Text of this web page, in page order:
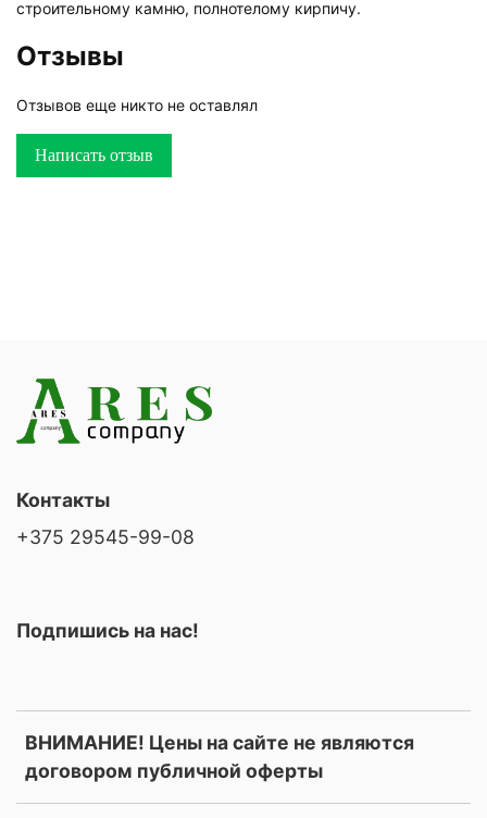
строительному камню, полнотелому кирпичу.
Отзывы
Отзывов еще никто не оставлял
Написать отзыв
ВНИМАНИЕ! Цены на сайте не являются
договором публичной оферты
Контакты
+375 29545-99-08
Подпишись на нас!